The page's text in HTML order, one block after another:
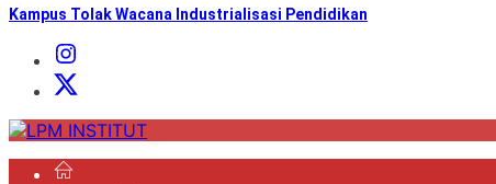
Kampus Tolak Wacana Industrialisasi Pendidikan
Instagram
Institut
X
LPM